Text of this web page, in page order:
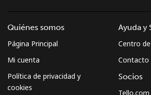
Quiénes somos
Página Principal
Mi cuenta
Política de privacidad y
cookies
Ayuda y
Centro
Contacto
Socios
Tello.com